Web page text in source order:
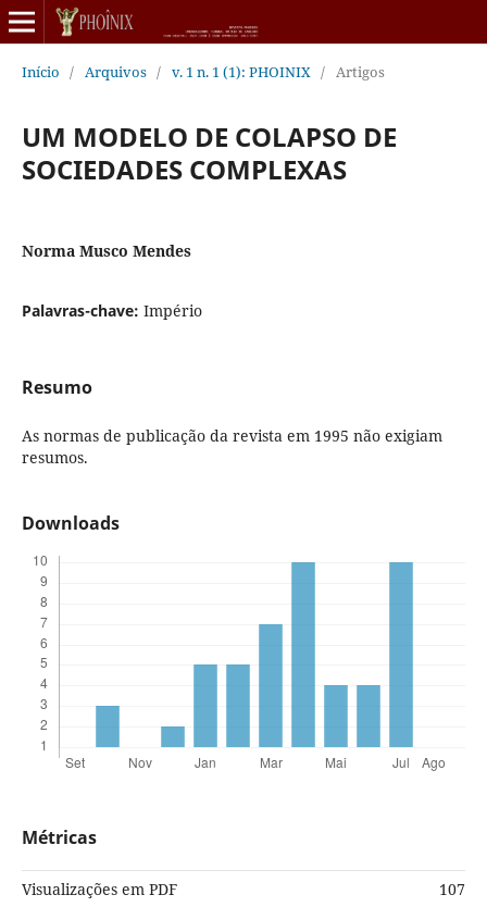
Início / Arquivos / v. 1 n. 1 (1): PHOINIX / Artigos
UM MODELO DE COLAPSO DE
SOCIEDADES COMPLEXAS
Norma Musco Mendes
Palavras-chave: Império
Resumo
As normas de publicação da revista em 1995 não exigiam
resumos.
Downloads
Métricas
Visualizações em PDF 107